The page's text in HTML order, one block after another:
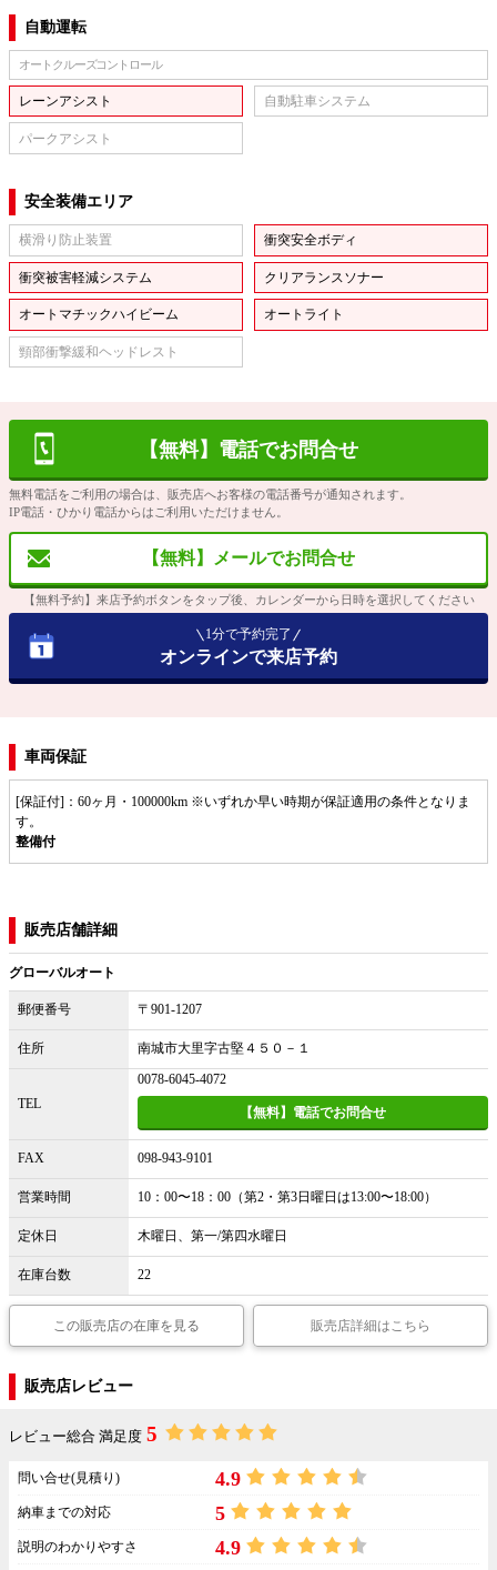
自動運転
オートクルーズコントロール
レーンアシスト 自動駐車システム
パークアシスト
安全装備エリア
横滑り防止装置 衝突安全ボディ
衝突被害軽減システム クリアランスソナー
オートマチックハイビーム オートライト
頸部衝撃緩和ヘッドレスト
【無料】電話でお問合せ
無料電話をご利用の場合は、販売店へお客様の電話番号が通知されます。
IP電話・ひかり電話からはご利用いただけません。
【無料】メールでお問合せ
【無料予約】来店予約ボタンをタップ後、カレンダーから日時を選択してください
1分で予約完了
オンラインで来店予約
車両保証
[保証付]：60ヶ月・100000km ※いずれか早い時期が保証適用の条件となりま
す。
整備付
販売店舗詳細
グローバルオート
郵便番号 〒901-1207
住所 南城市大里字古堅４５０－１
TEL
0078-6045-4072
【無料】電話でお問合せ
FAX 098-943-9101
営業時間 10：00〜18：00（第2・第3日曜日は13:00〜18:00）
定休日 木曜日、第一/第四水曜日
在庫台数 22
この販売店の在庫を見る 販売店詳細はこちら
販売店レビュー
レビュー総合 満足度 5
問い合せ(見積り) 4.9
納車までの対応 5
説明のわかりやすさ 4.9